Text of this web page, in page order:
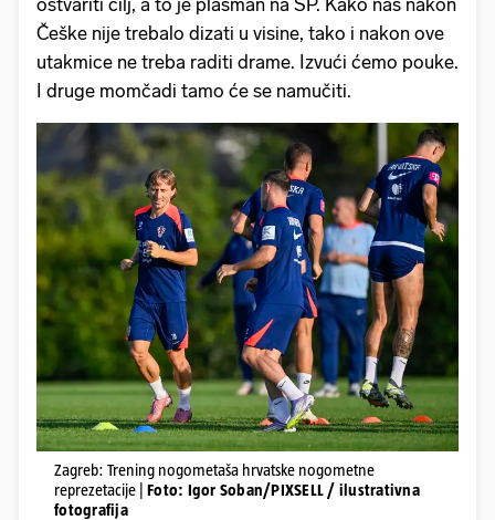
ostvariti cilj, a to je plasman na SP. Kako nas nakon
Češke nije trebalo dizati u visine, tako i nakon ove
utakmice ne treba raditi drame. Izvući ćemo pouke.
I druge momčadi tamo će se namučiti.
Zagreb: Trening nogometaša hrvatske nogometne
reprezetacije | Foto: Igor Soban/PIXSELL / ilustrativna
fotografija